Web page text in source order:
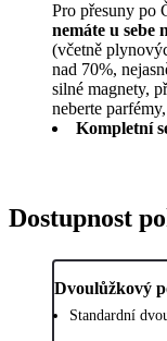
Pro přesuny po
nemáte u sebe
(včetně
nad 70%,
silné magnety,
neberte
Kompletní
Dostupnost
Dvoulůžkový
Standardní